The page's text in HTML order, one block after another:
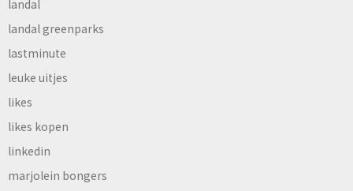
landal
landal greenparks
lastminute
leuke uitjes
likes
likes kopen
linkedin
marjolein bongers